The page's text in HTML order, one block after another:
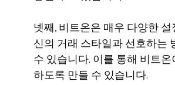
넷째, 비트온은 매우 다양한
신의 거래 스타일과 선호하는
수 있습니다. 이를 통해 비트
하도록 만들 수 있습니다.